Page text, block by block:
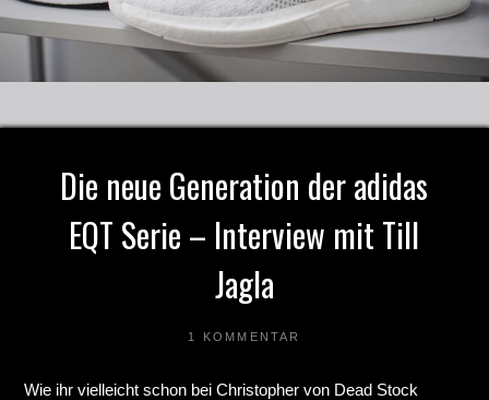
Die neue Generation der adidas
EQT Serie – Interview mit Till
Jagla
1 KOMMENTAR
Wie ihr vielleicht schon bei Christopher von Dead Stock